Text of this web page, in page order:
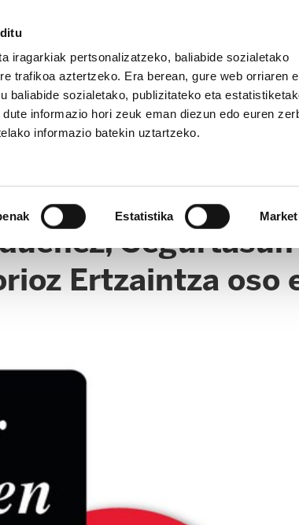
iragarkiak pertsonalizatzeko, baliabide sozialetako
trafikoa aztertzeko. Era berean, gure web orriaren
baliabide sozialetako, publizitateko eta
informazio hori zeuk eman diezun edo euren
informazio batekin uztartzeko.
Estatistika
Ertzaintza oso